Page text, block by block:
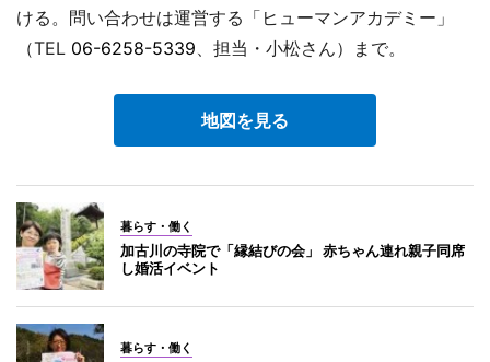
ける。問い合わせは運営する「ヒューマンアカデミー」
（TEL 06-6258-5339、担当・小松さん）まで。
地図を見る
暮らす・働く
加古川の寺院で「縁結びの会」 赤ちゃん連れ親子同席
し婚活イベント
暮らす・働く